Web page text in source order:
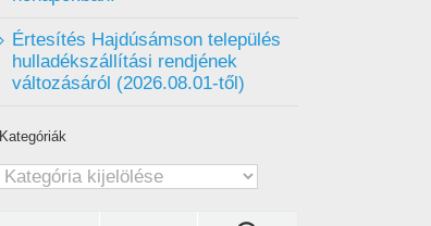
Értesítés Hajdúsámson település
hulladékszállítási rendjének
változásáról (2026.08.01-től)
Kategóriák
Kategóriák